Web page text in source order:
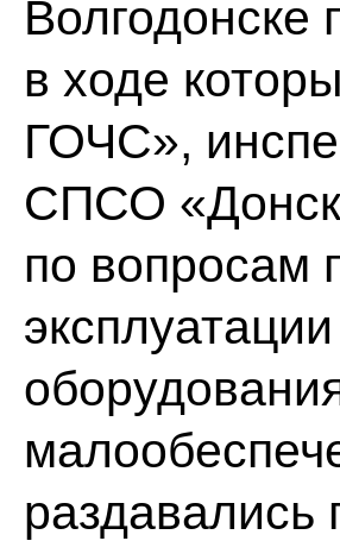
Волгодонске
в ходе
ГОЧС»,
СПСО
по вопросам
раздавались